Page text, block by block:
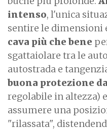
intenso, l'unica
sentire le dimensioni
cava più che bene
sgattaiolare tra le
autostrada e
buona protezione
regolabile in altezza)
assumere una
"rilassata",